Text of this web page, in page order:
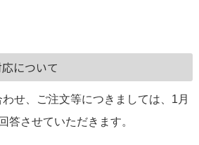
について
せ、ご注文等につきましては、1月
答させていただきます。